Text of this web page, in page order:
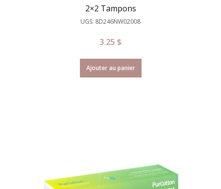
2×2 Tampons
UGS: 8D246NW02008
3.25 $
Ajouter au panier